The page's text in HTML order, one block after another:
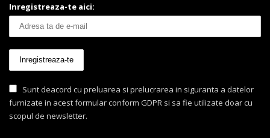
Inregistreaza-te aici:
Sunt deacord cu preluarea si prelucrarea in siguranta a datelor
furnizate in acest formular conform GDPR si sa fie utilizate doar cu
scopul de newsletter.